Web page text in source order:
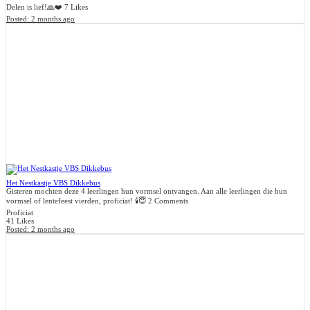
Delen is lief!🙏❤️ 7 Likes
Posted: 2 months ago
Het Nestkastje VBS Dikkebus
Gisteren mochten deze 4 leerlingen hun vormsel ontvangen. Aan alle leerlingen die hun
vormsel of lentefeest vierden, proficiat! 🕯️😇 2 Comments
Proficiat
41 Likes
Posted: 2 months ago